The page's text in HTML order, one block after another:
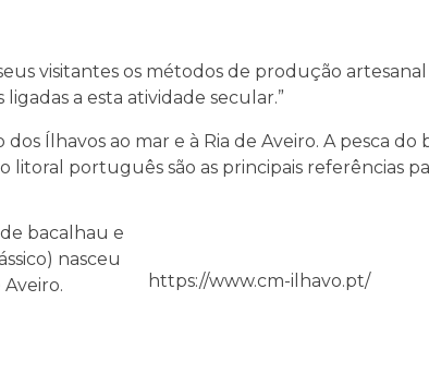
visitantes os métodos de produção artesanal
a esta atividade secular.”
ao mar e à Ria de Aveiro. A pesca do
litoral português são as principais referências
bacalhau e
nasceu
https://www.cm-ilhavo.pt/